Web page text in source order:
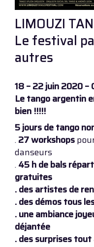
LIMOUZI
Le festival
autres
18 – 22 juin 2020 –
Le tango argentin
bien !!!!!
5 jours de tango
.27 workshops
danseurs
.45 h de bals
gratuites
. des artistes de
. des démos tous
. une ambiance
déjantée
. des surprises